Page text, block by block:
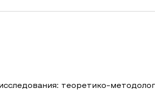
теоретико-